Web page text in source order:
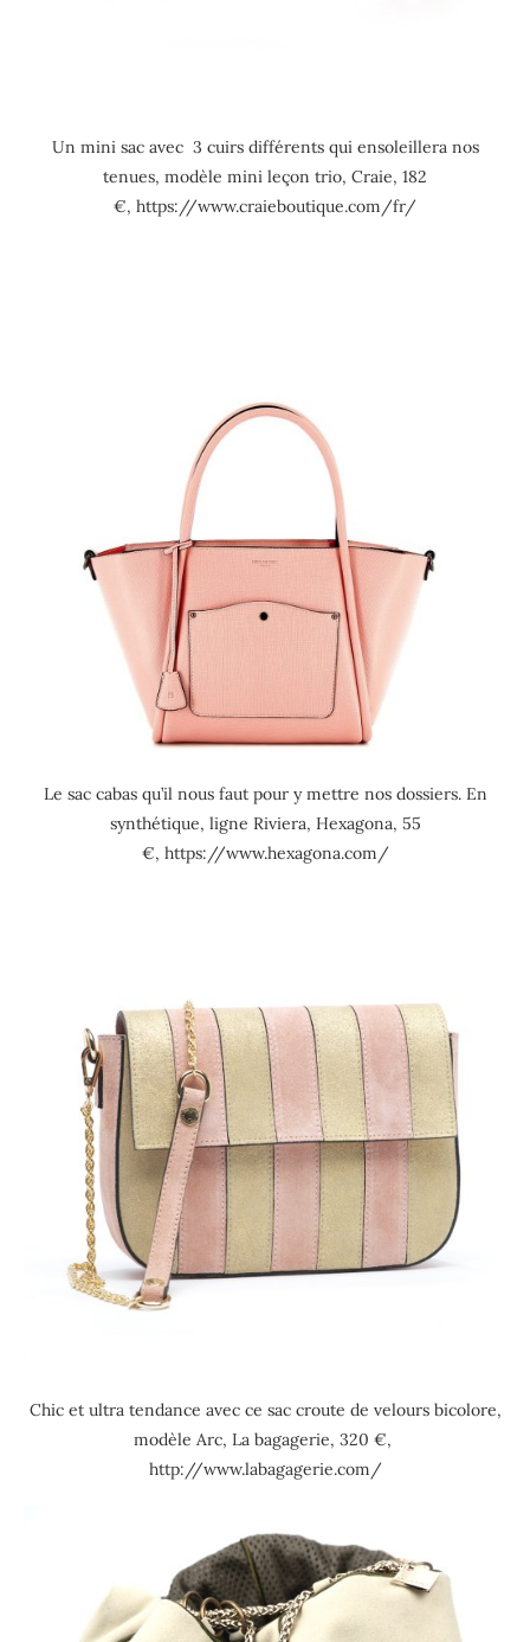
Un mini sac avec 3 cuirs différents qui ensoleillera nos
tenues, modèle mini leçon trio, Craie, 182
€, https://www.craieboutique.com/fr/
Le sac cabas qu’il nous faut pour y mettre nos dossiers. En
synthétique, ligne Riviera, Hexagona, 55
€, https://www.hexagona.com/
Chic et ultra tendance avec ce sac croute de velours bicolore,
modèle Arc, La bagagerie, 320 €,
http://www.labagagerie.com/